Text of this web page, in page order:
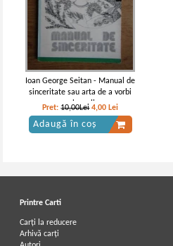
Ioan George Seitan - Manual de
sinceritate sau arta de a vorbi
melancolia
Pret:10,00Lei 4,00 Lei
Adaugă în coș
Printre Carti
Carți la reducere
Arhivă carți